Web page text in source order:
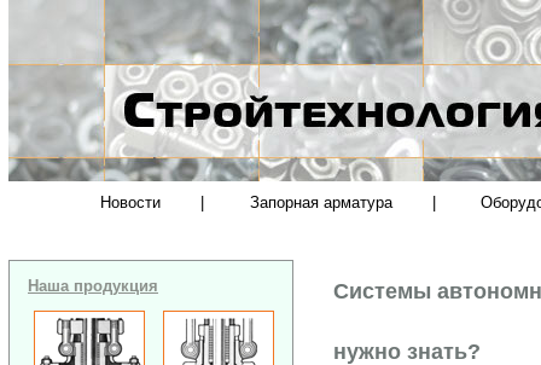
Новости Запорная арматура
Наша продукция Системы
нужно знать?